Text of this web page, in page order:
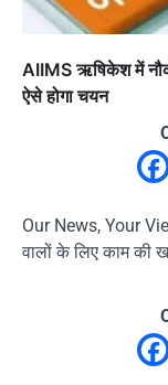
AIIMS ऋषिकेश में
ऐसे होगा चयन
Our News, Your
वालों के लिए काम की